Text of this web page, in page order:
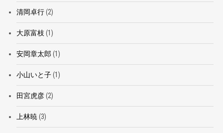
清岡卓行(2)
大原富枝 (1)
安岡章太郎 (1)
小山いと子(1)
田宮虎彦(2)
上林暁(3)